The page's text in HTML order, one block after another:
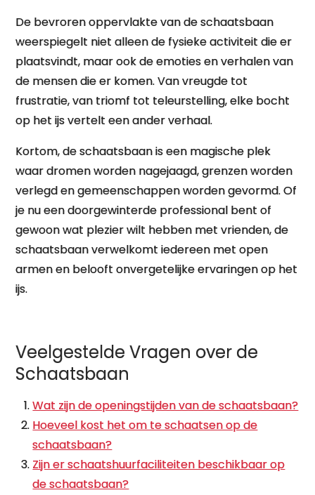
De bevroren oppervlakte van de schaatsbaan
weerspiegelt niet alleen de fysieke activiteit die er
plaatsvindt, maar ook de emoties en verhalen van
de mensen die er komen. Van vreugde tot
frustratie, van triomf tot teleurstelling, elke bocht
op het ijs vertelt een ander verhaal.
Kortom, de schaatsbaan is een magische plek
waar dromen worden nagejaagd, grenzen worden
verlegd en gemeenschappen worden gevormd. Of
je nu een doorgewinterde professional bent of
gewoon wat plezier wilt hebben met vrienden, de
schaatsbaan verwelkomt iedereen met open
armen en belooft onvergetelijke ervaringen op het
ijs.
Veelgestelde Vragen over de
Schaatsbaan
Wat zijn de openingstijden van de schaatsbaan?
Hoeveel kost het om te schaatsen op de
schaatsbaan?
Zijn er schaatshuurfaciliteiten beschikbaar op
de schaatsbaan?